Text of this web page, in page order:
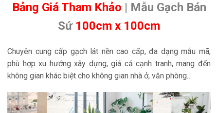
Bảng Giá Tham Khảo | Mẫu Gạch Bán
Sứ 100cm x 100cm
Chuyên cung cấp gạch lát nền cao cấp, đa dạng mẫu mã,
phù hợp xu hướng xây dựng, giá cả cạnh tranh, mang đến
không gian khác biệt cho không gian nhà ở, văn phòng…